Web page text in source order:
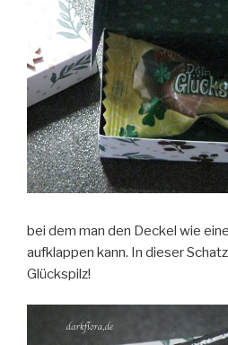
bei dem man den Deckel wie
aufklappen kann. In dieser
Glückspilz!